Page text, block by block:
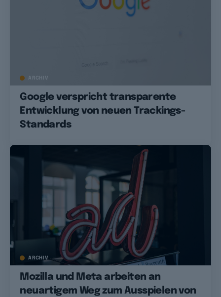
ARCHIV
Google verspricht transparente
Entwicklung von neuen Trackings-
Standards
ARCHIV
Mozilla und Meta arbeiten an
neuartigem Weg zum Ausspielen von